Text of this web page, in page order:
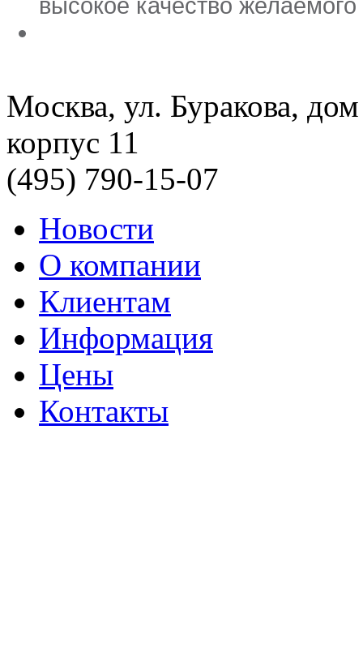
Москва, ул. Буракова,
корпус 11
(495) 790-15-07
Новости
О компании
Клиентам
Информация
Цены
Контакты